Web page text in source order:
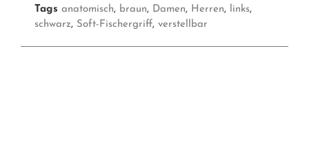
Tags anatomisch, braun, Damen, Herren, links,
schwarz, Soft-Fischergriff, verstellbar